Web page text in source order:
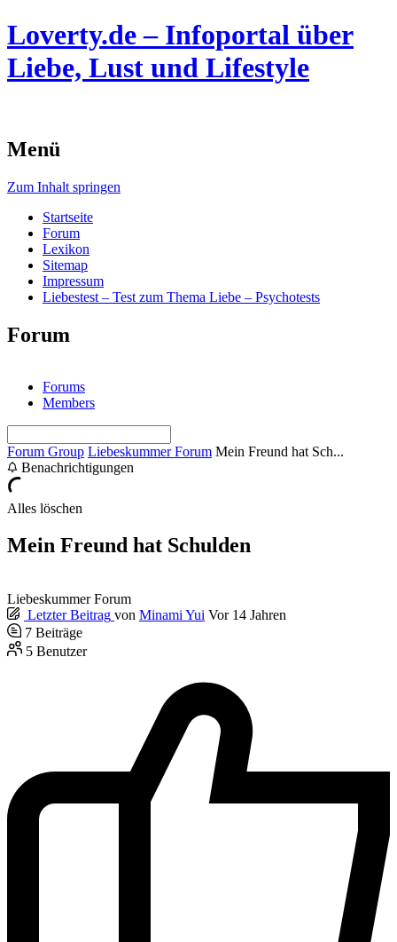
Loverty.de – Infoportal über
Liebe, Lust und Lifestyle
Menü
Zum Inhalt springen
Startseite
Forum
Lexikon
Sitemap
Impressum
Liebestest – Test zum Thema Liebe – Psychotests
Forum
Forums
Members
Forum Group Liebeskummer Forum Mein Freund hat Sch...
Benachrichtigungen
Alles löschen
Mein Freund hat Schulden
Liebeskummer Forum
Letzter Beitrag von Minami Yui Vor 14 Jahren
7 Beiträge
5 Benutzer